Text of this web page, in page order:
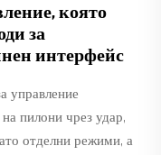
която
за
интерфейс
управление
пилони чрез удар,
отделни режими, а